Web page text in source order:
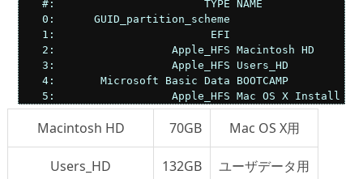
#:                       TYPE NAME
0:      GUID_partition_scheme
1:                        EFI
2:                  Apple_HFS Macintosh HD
3:                  Apple_HFS Users_HD
4:       Microsoft Basic Data BOOTCAMP
5:                  Apple_HFS Mac OS X Install
Macintosh HD 70GB Mac OS X用
Users_HD 132GB ユーザデータ用